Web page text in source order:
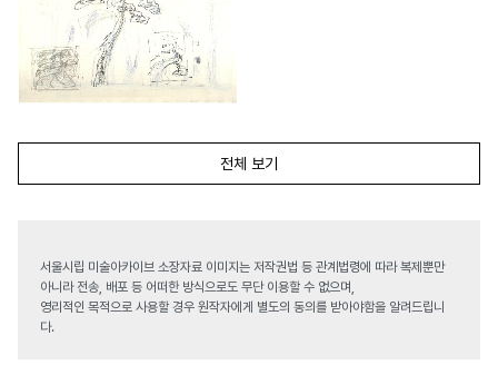
전체 보기
서울시립 미술아카이브 소장자료 이미지는 저작권법 등 관계법령에 따라 복제뿐만
아니라 전송, 배포 등 어떠한 방식으로도 무단 이용할 수 없으며,
영리적인 목적으로 사용할 경우 원작자에게 별도의 동의를 받아야함을 알려드립니
다.